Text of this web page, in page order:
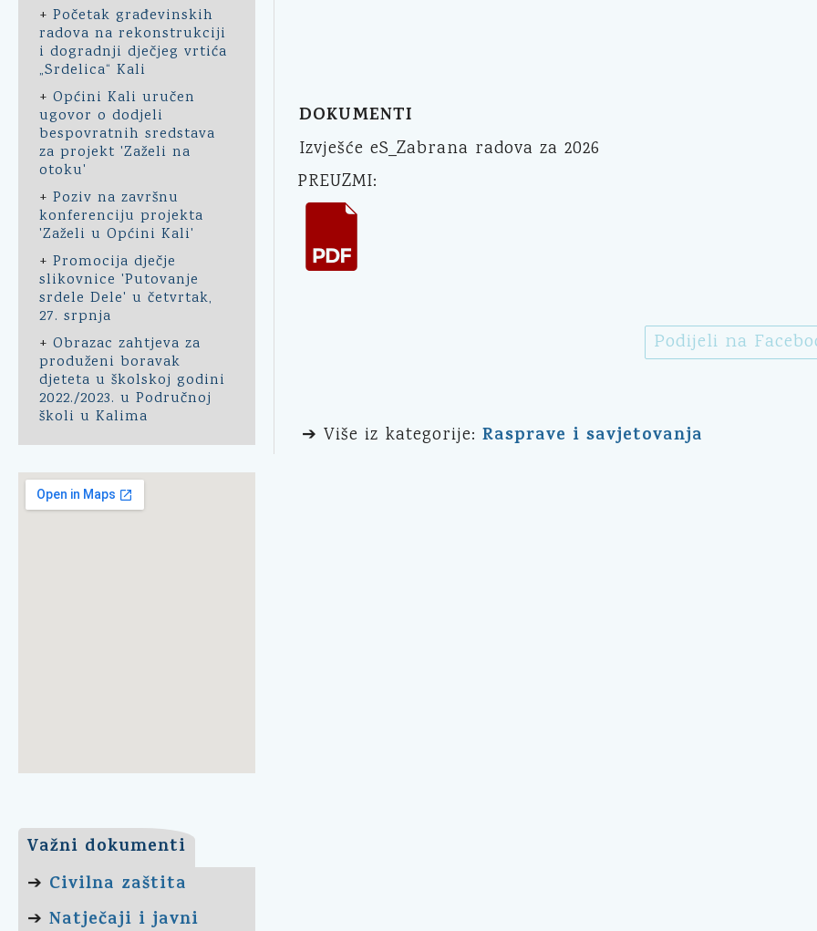
+ Početak građevinskih
radova na rekonstrukciji
i dogradnji dječjeg vrtića
„Srdelica“ Kali
+ Općini Kali uručen
ugovor o dodjeli
bespovratnih sredstava
za projekt 'Zaželi na
otoku'
+ Poziv na završnu
konferenciju projekta
'Zaželi u Općini Kali'
+ Promocija dječje
slikovnice 'Putovanje
srdele Dele' u četvrtak,
27. srpnja
+ Obrazac zahtjeva za
produženi boravak
djeteta u školskoj godini
2022./2023. u Područnoj
školi u Kalima
Važni dokumenti
➔ Civilna zaštita
➔ Natječaji i javni
DOKUMENTI
Izvješće eS_Zabrana radova za 2026
PREUZMI:
Podijeli na
➔ Više iz kategorije: Rasprave i savjetovanja